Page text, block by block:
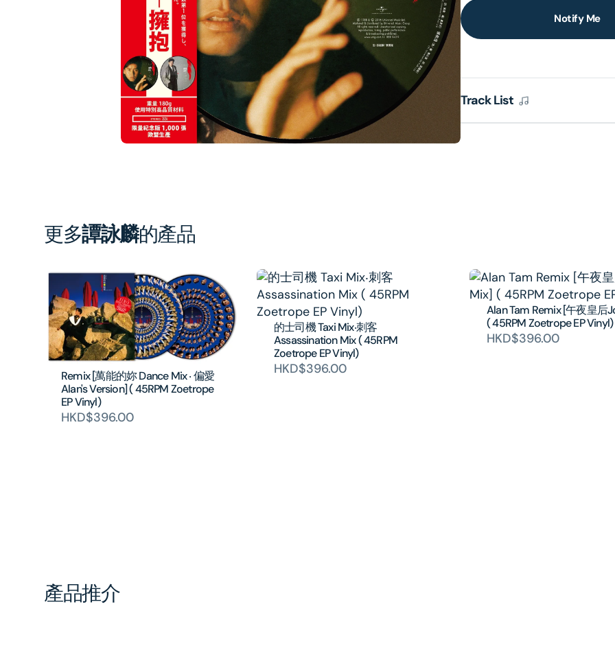
Notify Me
Track List
gallery
view
更多譚詠麟的產品
Remix [萬能的妳 Dance Mix ‧ 偏愛
Alan's Version] ( 45RPM Zoetrope
EP Vinyl)
HKD$396.00
的士司機 Taxi Mix‧刺客
Assassination Mix ( 45RPM
Zoetrope EP Vinyl)
HKD$396.00
Alan Tam Remix [午夜皇后
( 45RPM Zoetrope EP Vinyl)
HKD$396.00
產品推介